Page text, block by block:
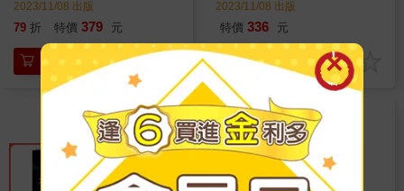
2023/11/08 出版
79 折 特價 379 元
加入購物車
2023/11/08 出版
特價 336 元
電子書